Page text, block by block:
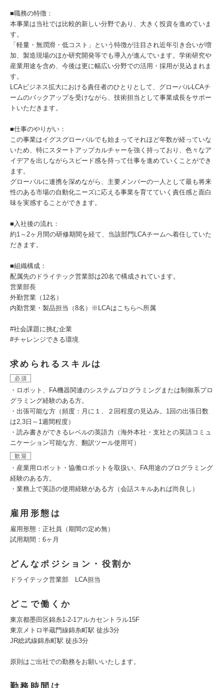
■職務の特徴：
本事業は当社では比較的新しい分野であり、大きく投資を進めていま
す。
「軽量・無潤滑・低コスト」という特徴が注目され近年引き合いが増
加、製造現場のほか研究開発等でも導入が進んでいます。学術研究や
産業用途を含め、今後は更に幅広い分野での活用・採用が見込まれま
す。
LCAビジネス拡大における責任者のひとりとして、グローバルLCAチ
ームのバックアップを受けながら、技術担当として事業成長をサポー
トいただきます。
■仕事のやりがい：
この事業はイグスグローバルでも始まってそれほど年数が経っていな
いため、特にスタートアップカルチャーを強く持っており、色々なア
イデアを出しながらスピード感を持って仕事を進めていくことができ
ます。
グローバルに連携を深めながら、主要メンバーの一人として最も将来
性のある市場の自動化ニーズに応える事業を育てていく責任感と面白
味を実感することができます。
■入社後の流れ：
約1～2ヶ月間の研修期間を経て、当該部門LCAチームへ着任していた
だきます。
■組織構成：
配属先のドライテック営業部は20名で構成されています。
営業部長
外勤営業（12名）
内勤営業・製品担当（8名）※LCAはこちらへ所属
#社会課題に挑む企業
#チャレンジできる環境
求められるスキルは
必須
・ロボット、FA機器関連のシステムプログラミングまたは制御系プロ
グラミング経験のある方。
・出張可能な方（頻度：月に１、２回程度の見込み。1回の出張日数
は2,3日～1週間程度）
・読み書きができるレベルの英語力（海外本社・支社との英語コミュ
ニケーション可能な方、翻訳ツール使用可）
歓迎
・産業用ロボット・協働ロボットを取扱い、FA用途のプログラミング
経験のある方。
・業務上で英語の使用経験がある方（会話スキルあれば尚良し）
雇用形態は
雇用形態：正社員（期間の定め無）
試用期間：6ヶ月
どんなポジション・役割か
ドライテック営業部 LCA担当
どこで働くか
東京都墨田区錦糸1-2-1アルカセントラル15F
東京メトロ半蔵門線錦糸町駅 徒歩3分
JR総武線錦糸町駅 徒歩3分
原則はご出社での勤務をお願いいたします。